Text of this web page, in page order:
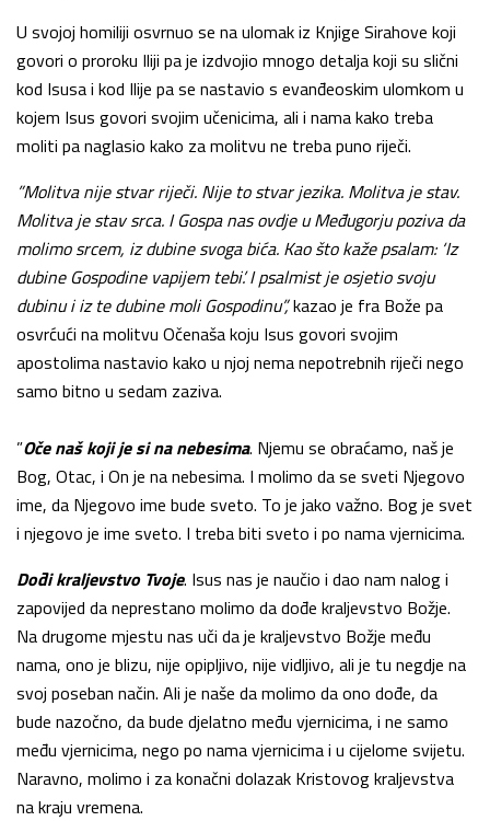
U svojoj homiliji osvrnuo se na ulomak iz Knjige Sirahove koji
govori o proroku Iliji pa je izdvojio mnogo detalja koji su slični
kod Isusa i kod Ilije pa se nastavio s evanđeoskim ulomkom u
kojem Isus govori svojim učenicima, ali i nama kako treba
moliti pa naglasio kako za molitvu ne treba puno riječi.
”Molitva nije stvar riječi. Nije to stvar jezika. Molitva je stav.
Molitva je stav srca. I Gospa nas ovdje u Međugorju poziva da
molimo srcem, iz dubine svoga bića. Kao što kaže psalam: ‘Iz
dubine Gospodine vapijem tebi’. I psalmist je osjetio svoju
dubinu i iz te dubine moli Gospodinu”,kazao je fra Bože pa
osvrćući na molitvu Očenaša koju Isus govori svojim
apostolima nastavio kako u njoj nema nepotrebnih riječi nego
samo bitno u sedam zaziva.
”Oče naš koji je si na nebesima. Njemu se obraćamo, naš je
Bog, Otac, i On je na nebesima. I molimo da se sveti Njegovo
ime, da Njegovo ime bude sveto. To je jako važno. Bog je svet
i njegovo je ime sveto. I treba biti sveto i po nama vjernicima.
Dođi kraljevstvo Tvoje. Isus nas je naučio i dao nam nalog i
zapovijed da neprestano molimo da dođe kraljevstvo Božje.
Na drugome mjestu nas uči da je kraljevstvo Božje među
nama, ono je blizu, nije opipljivo, nije vidljivo, ali je tu negdje na
svoj poseban način. Ali je naše da molimo da ono dođe, da
bude nazočno, da bude djelatno među vjernicima, i ne samo
među vjernicima, nego po nama vjernicima i u cijelome svijetu.
Naravno, molimo i za konačni dolazak Kristovog kraljevstva
na kraju vremena.